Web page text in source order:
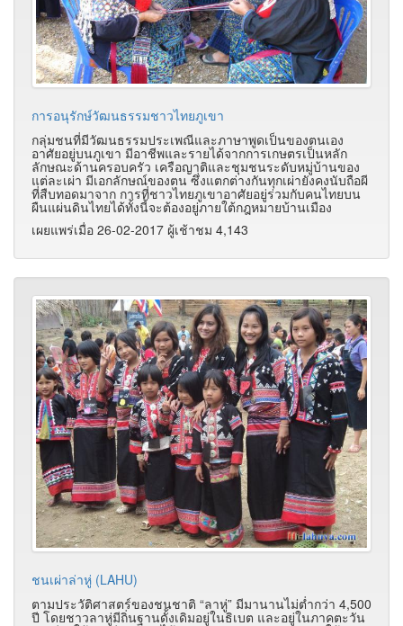
การอนุรักษ์วัฒนธรรมชาวไทยภูเขา
กลุ่มชนที่มีวัฒนธรรมประเพณีและภาษาพูดเป็นของตนเอง
อาศัยอยู่บนภูเขา มีอาชีพและรายได้จากการเกษตรเป็นหลัก
ลักษณะด้านครอบครัว เครือญาติและชุมชนระดับหมู่บ้านของ
แต่ละเผ่า มีเอกลักษณ์ของตน ซึ่งแตกต่างกันทุกเผ่ายังคงนับถือผี
ที่สืบทอดมาจาก การที่ชาวไทยภูเขาอาศัยอยู่ร่วมกับคนไทยบน
ผืนแผ่นดินไทยได้ทั้งนี้จะต้องอยู่ภายใต้กฎหมายบ้านเมือง
เผยแพร่เมื่อ 26-02-2017 ผู้เช้าชม 4,143
ชนเผ่าล่าหู่ (LAHU)
ตามประวัติศาสตร์ของชนชาติ “ลาหู่” มีมานานไม่ต่ำกว่า 4,500
ปี โดยชาวลาหู่มีถิ่นฐานดั้งเดิมอยู่ในธิเบต และอยู่ในภาคตะวัน